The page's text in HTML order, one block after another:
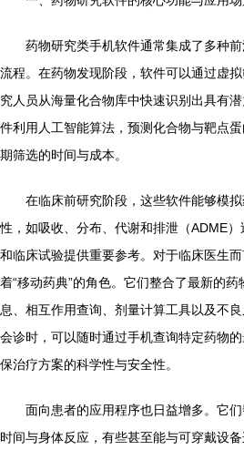
药物研究类手机软件通常集成了多种
流程。在药物发现阶段，软件可以通过虚
究人员从海量化合物库中快速识别出具有
件利用人工智能算法，预测化合物与靶点
期筛选的时间与成本。
在临床前研究阶段，这些软件能够模
性，如吸收、分布、代谢和排泄（ADME
和临床试验提供重要参考。对于临床医生
着“移动药典”的角色。它们整合了最新的
息、相互作用查询、剂量计算工具以及不
会诊时，可以随时通过手机查询特定药物
保治疗方案的科学性与安全性。
面向患者的应用程序也日益增多。它
时间与身体反应，有些甚至能与可穿戴设